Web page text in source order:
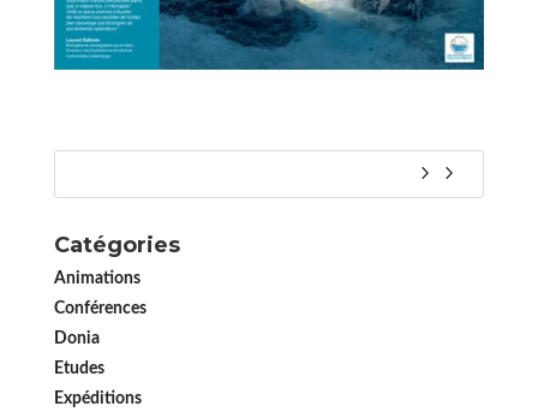
Catégories
Animations
Conférences
Donia
Etudes
Expéditions